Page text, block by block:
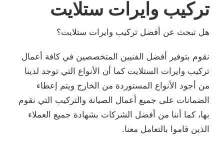
تركيب وايرات ستلايت
هل تبحث عن أفضل تركيب وايرات ستلايت؟
نقوم بتوفير أفضل الفنيين المتخصصين في كافة أعمال
تركيب وايرات الستلايت كما أن الأنواع التي توجد لدينا
من أجود الأنواع المستوردة من الخارج ويتم إعطاء
الضمانات على جميع أعمال الصيانة والتركيب التي نقوم
بها، كما أننا من أفضل الشركات بشهادة جميع العملاء
الذين قاموا بالتعامل معنا.